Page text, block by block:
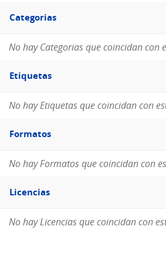
Filtro
Categorias
Categorias
No hay Categorias que coincidan con
Filtro
Etiquetas
Etiquetas
No hay Etiquetas que coincidan con
Filtro
Formatos
Formatos
No hay Formatos que coincidan con
Filtro
Licencias
Licencias
No hay Licencias que coincidan con